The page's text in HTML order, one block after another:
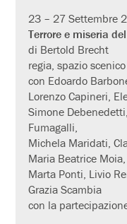
23 – 27 Settembre
Terrore e miseria
di Bertold Brecht
regia, spazio
con Edoardo
Lorenzo Capineri,
Simone
Fumagalli,
Michela Maridati,
Maria Beatrice
Marta Ponti, Livio
Grazia Scambia
con la